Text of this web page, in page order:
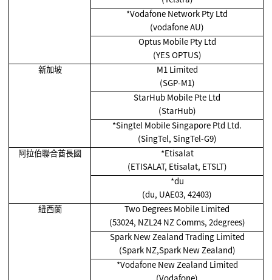
*Vodafone Network Pty Ltd
(vodafone AU)
Optus Mobile Pty Ltd
(YES OPTUS)
新加坡
M1 Limited
(SGP-M1)
StarHub Mobile Pte Ltd
(StarHub)
*Singtel Mobile Singapore Ptd Ltd.
(SingTel, SingTel-G9)
阿拉伯聯合酋長國
*Etisalat
(ETISALAT, Etisalat, ETSLT)
*du
(du, UAE03, 42403)
紐西蘭
Two Degrees Mobile Limited
(53024, NZL24 NZ Comms, 2degrees)
Spark New Zealand Trading Limited
(Spark NZ,Spark New Zealand)
*Vodafone New Zealand Limited